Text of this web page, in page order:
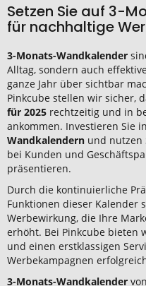
Setzen Sie auf 3-
für nachhaltige
3-Monats-Wandkalender
Alltag, sondern auch effektive
ganze Jahr über sichtbar
Pinkcube stellen wir sicher,
für 2025 rechtzeitig und in
ankommen. Investieren Sie
Wandkalendern und nutzen
bei Kunden und
präsentieren.
Durch die kontinuierliche
Funktionen dieser Kalender
Werbewirkung, die Ihre
erhöht. Bei Pinkcube bieten
und einen erstklassigen
Werbekampagnen
3-Monats-Wandkalender